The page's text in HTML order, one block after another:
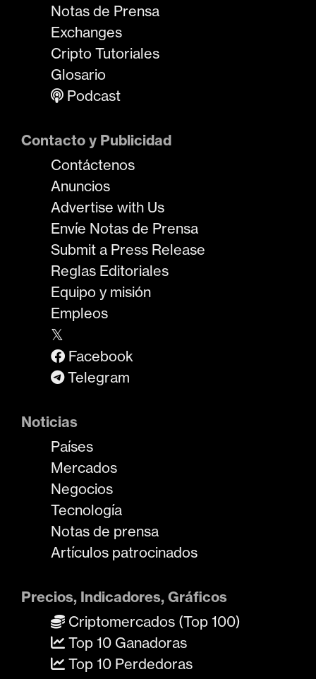
Notas de Prensa
Exchanges
Cripto Tutoriales
Glosario
Podcast
Contacto y Publicidad
Contáctenos
Anuncios
Advertise with Us
Envíe Notas de Prensa
Submit a Press Release
Reglas Editoriales
Equipo y misión
Empleos
𝕏
Facebook
Telegram
Noticias
Países
Mercados
Negocios
Tecnología
Notas de prensa
Artículos patrocinados
Precios, Indicadores, Gráficos
Criptomercados (Top 100)
Top 10 Ganadoras
Top 10 Perdedoras